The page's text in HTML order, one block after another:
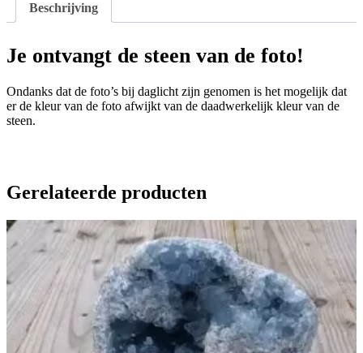
Beschrijving
Je ontvangt de steen van de foto!
Ondanks dat de foto’s bij daglicht zijn genomen is het mogelijk dat
er de kleur van de foto afwijkt van de daadwerkelijk kleur van de
steen.
Gerelateerde producten